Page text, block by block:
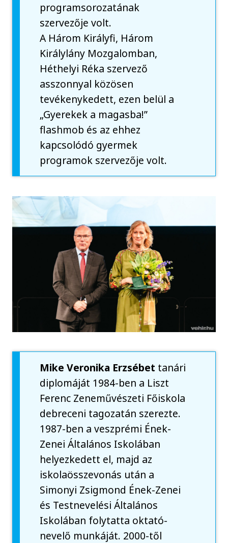
programsorozatának
szervezője volt.
A Három Királyfi, Három
Királylány Mozgalomban,
Héthelyi Réka szervező
asszonnyal közösen
tevékenykedett, ezen belül a
„Gyerekek a magasba!”
flashmob és az ehhez
kapcsolódó gyermek
programok szervezője volt.
Mike Veronika Erzsébet tanári
diplomáját 1984-ben a Liszt
Ferenc Zeneművészeti Főiskola
debreceni tagozatán szerezte.
1987-ben a veszprémi Ének-
Zenei Általános Iskolában
helyezkedett el, majd az
iskolaösszevonás után a
Simonyi Zsigmond Ének-Zenei
és Testnevelési Általános
Iskolában folytatta oktató-
nevelő munkáját. 2000-től